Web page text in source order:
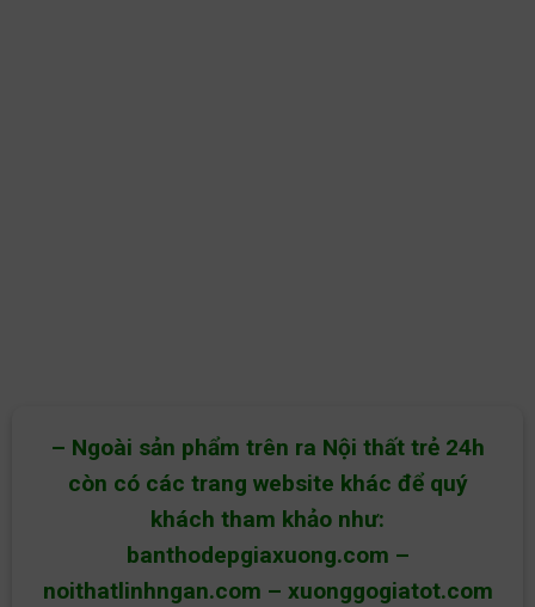
– Ngoài sản phẩm trên ra Nội thất trẻ 24h
còn có các trang website khác để quý
khách tham khảo như:
banthodepgiaxuong.com –
noithatlinhngan.com – xuonggogiatot.com